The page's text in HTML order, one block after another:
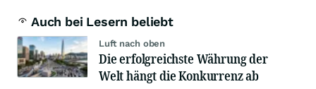
Auch bei Lesern beliebt
Luft nach oben
Die erfolgreichste Währung der
Welt hängt die Konkurrenz ab